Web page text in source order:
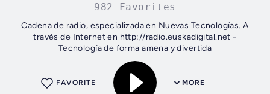
982 Favorites
Cadena de radio, especializada en Nuevas Tecnologías. A
través de Internet en http://radio.euskadigital.net -
Tecnología de forma amena y divertida
MORE
FAVORITE